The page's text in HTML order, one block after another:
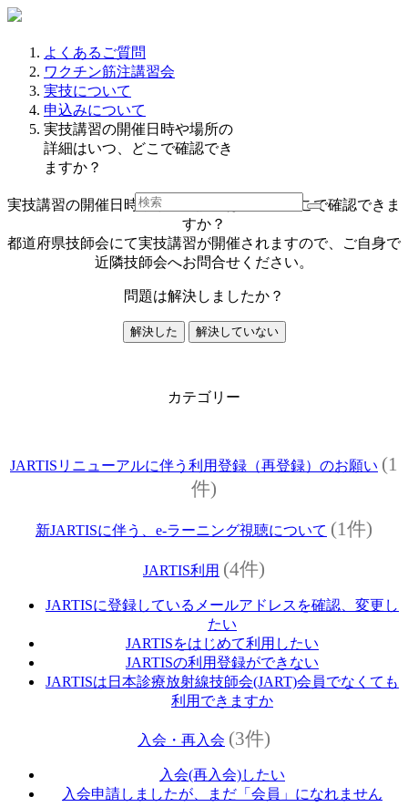
よくあるご質問
ワクチン筋注講習会
実技について
申込みについて
実技講習の開催日時や場所の
詳細はいつ、どこで確認でき
ますか？
実技講習の開催日時や場所の詳細はいつ、どこで確認できま
すか？
都道府県技師会にて実技講習が開催されますので、ご自身で
近隣技師会へお問合せください。
問題は解決しましたか？
解決した 解決していない
カテゴリー
JARTISリニューアルに伴う利用登録（再登録）のお願い (1
件)
新JARTISに伴う、e-ラーニング視聴について (1件)
JARTIS利用 (4件)
JARTISに登録しているメールアドレスを確認、変更し
たい
JARTISをはじめて利用したい
JARTISの利用登録ができない
JARTISは日本診療放射線技師会(JART)会員でなくても
利用できますか
入会・再入会 (3件)
入会(再入会)したい
入会申請しましたが、まだ「会員」になれません